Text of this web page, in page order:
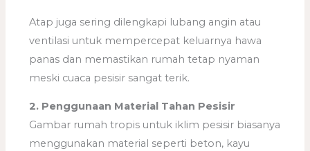
Atap juga sering dilengkapi lubang angin atau
ventilasi untuk mempercepat keluarnya hawa
panas dan memastikan rumah tetap nyaman
meski cuaca pesisir sangat terik.
2. Penggunaan Material Tahan Pesisir
Gambar rumah tropis untuk iklim pesisir biasanya
menggunakan material seperti beton, kayu